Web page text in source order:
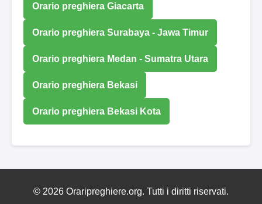
Orario preghiera Giacarta
Orario preghiera Surabaya - Jawa Timur
Orario preghiera Medan - Sumatra Utara
Orario preghiera Bekasi
Orario preghiera Bekasi Kota
© 2026 Oraripreghiere.org. Tutti i diritti riservati.